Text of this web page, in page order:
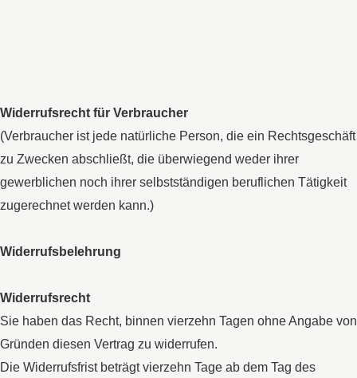
Widerrufsrecht für Verbraucher
(Verbraucher ist jede natürliche Person, die ein Rechtsgeschäft
zu Zwecken abschließt, die überwiegend weder ihrer
gewerblichen noch ihrer selbstständigen beruflichen Tätigkeit
zugerechnet werden kann.)
Widerrufsbelehrung
Widerrufsrecht
Sie haben das Recht, binnen vierzehn Tagen ohne Angabe von
Gründen diesen Vertrag zu widerrufen.
Die Widerrufsfrist beträgt vierzehn Tage ab dem Tag des